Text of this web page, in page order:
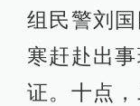
组民警刘
寒赶赴出
证。十点